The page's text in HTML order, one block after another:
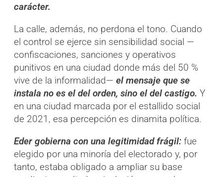
carácter.
La calle, además, no perdona el tono. Cuando
el control se ejerce sin sensibilidad social —
confiscaciones, sanciones y operativos
punitivos en una ciudad donde más del 50 %
vive de la informalidad— el mensaje que se
instala no es el del orden, sino el del castigo. Y
en una ciudad marcada por el estallido social
de 2021, esa percepción es dinamita política.
Eder gobierna con una legitimidad frágil: fue
elegido por una minoría del electorado y, por
tanto, estaba obligado a ampliar su base